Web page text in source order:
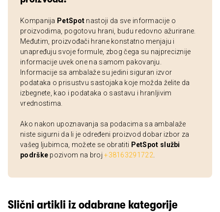
Kompanija PetSpot nastoji da sve informacije o
proizvodima, pogotovu hrani, budu redovno ažurirane.
Međutim, proizvođači hrane konstatno menjaju i
unapređuju svoje formule, zbog čega su najpreciznije
informacije uvek one na samom pakovanju.
Informacije sa ambalaže su jedini siguran izvor
podataka o prisustvu sastojaka koje možda želite da
izbegnete, kao i podataka o sastavu i hranljivim
vrednostima.
Ako nakon upoznavanja sa podacima sa ambalaže
niste sigurni da li je određeni proizvod dobar izbor za
vašeg ljubimca, možete se obratiti PetSpot službi
podrške pozivom na broj+38163291722
Slični artikli iz odabrane kategorije